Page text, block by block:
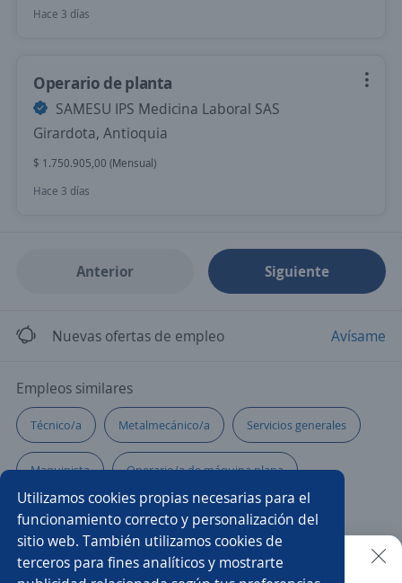
Utilizamos cookies propias necesarias para el
funcionamiento correcto y personalización del
sitio web. También utilizamos cookies de
terceros para fines analíticos y mostrarte
Hace 3 días
Operario de planta
SAMESU IPS Medicina Laboral SAS
Girardota, Antioquia
$ 1.750.905,00 (Mensual)
Hace 3 días
Anterior Siguiente
Nuevas ofertas de empleo Avísame
Empleos similares
Técnico/a Metalmecánico/a Servicios generales
Maquinista Operario/a de máquina plana
Soldador/a Ayudante de cocina producción
Auxiliar de producción Auxiliar operativo